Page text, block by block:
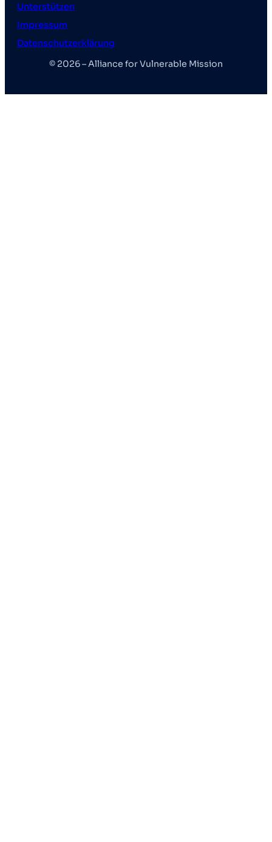
Unterstützen
Impressum
Datenschutzerklärung
© 2026 – Alliance for Vulnerable Mission